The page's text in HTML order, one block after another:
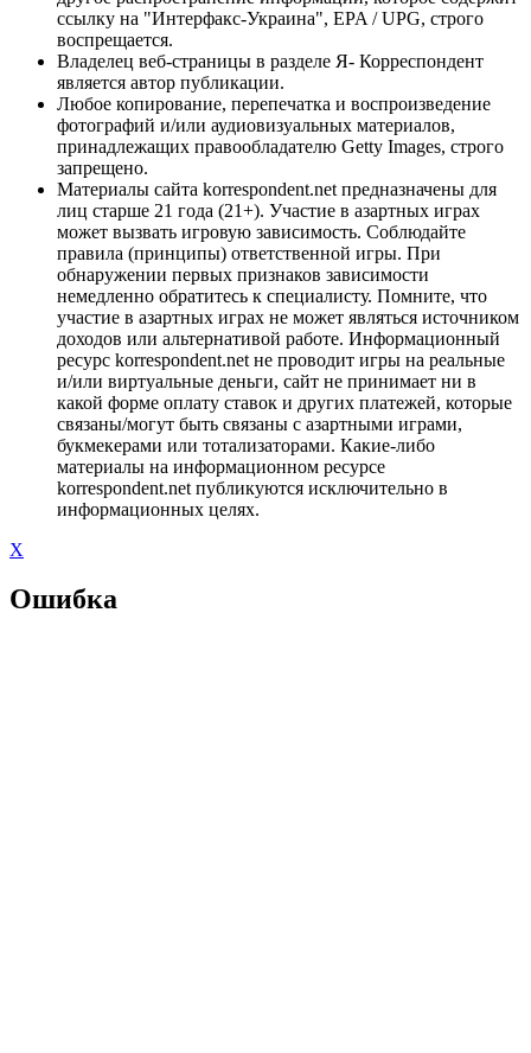
ссылку на "Интерфакс-Украина", EPA / UPG, строго
воспрещается.
Владелец веб-страницы в разделе Я- Корреспондент
является автор публикации.
Любое копирование, перепечатка и воспроизведение
фотографий и/или аудиовизуальных материалов,
принадлежащих правообладателю Getty Images, строго
запрещено.
Материалы сайта korrespondent.net предназначены для
лиц старше 21 года (21+). Участие в азартных играх
может вызвать игровую зависимость. Соблюдайте
правила (принципы) ответственной игры. При
обнаружении первых признаков зависимости
немедленно обратитесь к специалисту. Помните, что
участие в азартных играх не может являться источником
доходов или альтернативой работе. Информационный
ресурс korrespondent.net не проводит игры на реальные
и/или виртуальные деньги, сайт не принимает ни в
какой форме оплату ставок и других платежей, которые
связаны/могут быть связаны с азартными играми,
букмекерами или тотализаторами. Какие-либо
материалы на информационном ресурсе
korrespondent.net публикуются исключительно в
информационных целях.
X
Ошибка